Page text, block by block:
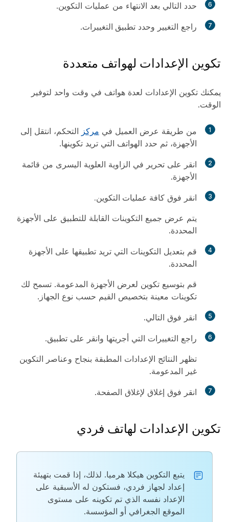
6 حدد التالي بعد الانتهاء من عمليات التكوين.
7 راجع التغيير وحدد تطبيق التغييرات.
تكوين الإعدادات لهواتف متعددة
يمكنك تكوين الإعدادات لعدة هواتف في وقت واحد لتوفير
الوقت.
1 من طريقة عرض العميل في مركز التحكم، انتقل إلى
الأجهزة، ثم حدد الهواتف التي تريد تكوينها.
2 انقر على تحرير في الزاوية العلوية اليسرى من قائمة
الأجهزة.
3 انقر فوق كافة عمليات التكوين.
يتم عرض جميع التكوينات القابلة للتطبيق على الأجهزة
المحددة.
4
قم بتعديل التكوينات التي تريد تطبيقها على الأجهزة
المحددة.
قم بتوسيع تكوين لعرض الأجهزة المدعومة. تسمح لك
تكوينات معينة بتخصيص القيم حسب نوع الجهاز.
5 انقر فوق التالي.
6 راجع التغييرات التي أجريتها وانقر على تطبيق.
تظهر النتائج الإعدادات المطبقة بنجاح وعناصر التكوين
غير المدعومة.
7 انقر فوق إغلاق لإغلاق الصفحة.
تكوين الإعدادات لهاتف فردي
يتبع التكوين هيكلا هرميا. لذلك، إذا قمت بتهيئة
إعداد لجهاز فردي، فستكون له الأسبقية على
الإعداد نفسه الذي تم تكوينه على مستوى
الموقع الجغرافي أو المؤسسة.